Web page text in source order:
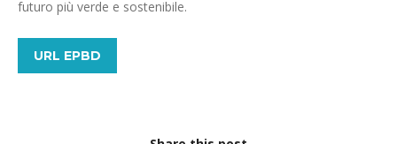
futuro più verde e sostenibile.
URL EPBD